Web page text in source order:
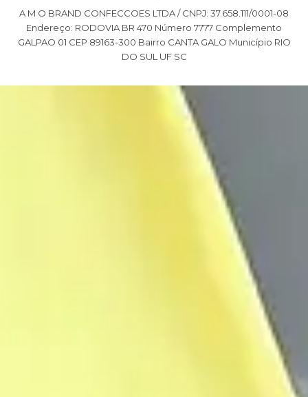
A M O BRAND CONFECCOES LTDA / CNPJ: 37.658.111/0001-08
Endereço: RODOVIA BR 470 Número 7777 Complemento
GALPAO 01 CEP 89163-300 Bairro CANTA GALO Município RIO
DO SUL UF SC